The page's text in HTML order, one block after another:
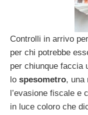
Controlli in arrivo
per chi potrebbe
per chiunque faccia
lo spesometro, una
l’evasione fiscale e
in luce coloro che